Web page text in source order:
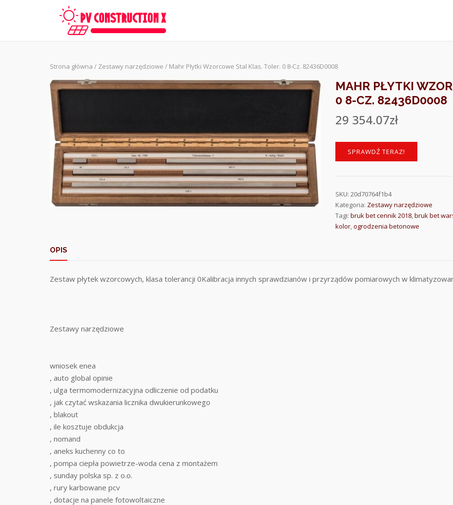
Strona główna / Zestawy narzędziowe / Mahr Płytki Wzorcowe Stal Klas. Toler. 0 8-Cz. 82436D0008
MAHR PŁYTKI
0 8-CZ. 82436D0008
29 354.07zł
SPRAWDŹ TERAZ!
SKU:20d70764f1b4
Kategoria: Zestawy narzędziowe
Tagi:bruk bet cennik 2018,bruk bet
kolor,ogrodzenia betonowe
OPIS
Zestaw płytek wzorcowych, klasa tolerancji 0Kalibracja innych sprawdzianów i przyrządów pomiarowych w
Zestawy narzędziowe
wniosek enea
, auto global opinie
, ulga termomodernizacyjna odliczenie od podatku
, jak czytać wskazania licznika dwukierunkowego
, blakout
, ile kosztuje obdukcja
, nomand
, aneks kuchenny co to
, pompa ciepła powietrze-woda cena z montażem
, sunday polska sp. z o.o.
, rury karbowane pcv
, dotacje na panele fotowoltaiczne